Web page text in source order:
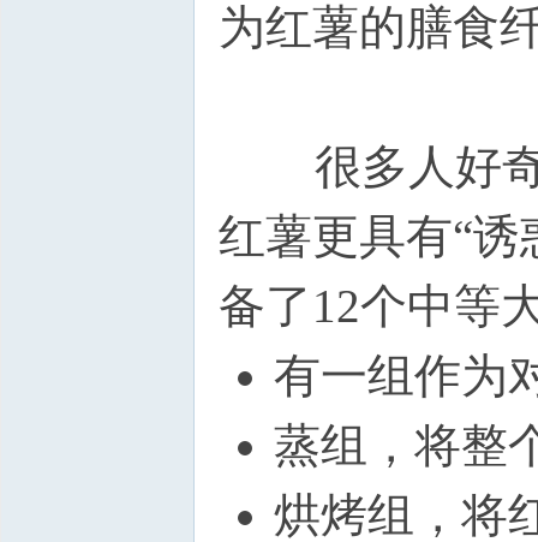
为红薯的膳食
很多人好奇
红薯更具有“
备了12个中等
有一组作为
蒸组，将整
烘烤组，将